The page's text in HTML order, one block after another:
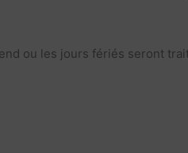
ou les jours fériés seront